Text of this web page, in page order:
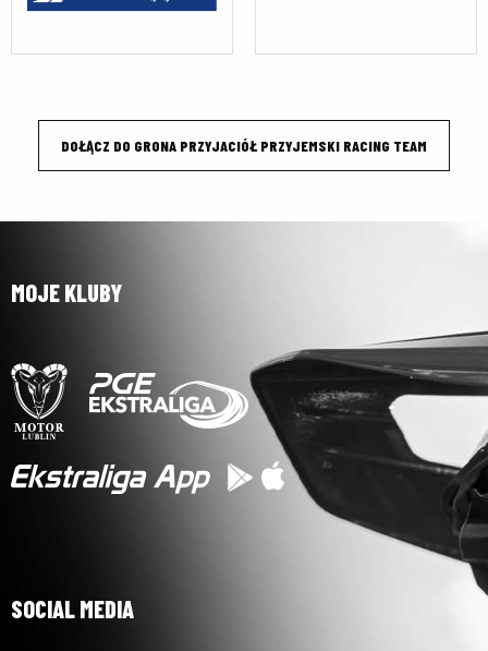
DOŁĄCZ DO GRONA PRZYJACIÓŁ PRZYJEMSKI RACING TEAM
MOJE KLUBY
SOCIAL MEDIA